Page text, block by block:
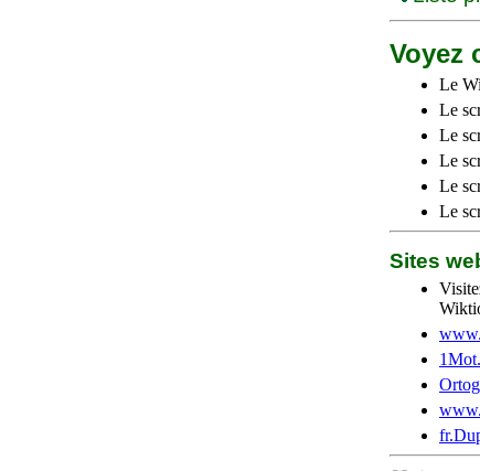
Voyez
Le
Le
Le
Le
Le
Le
Sites